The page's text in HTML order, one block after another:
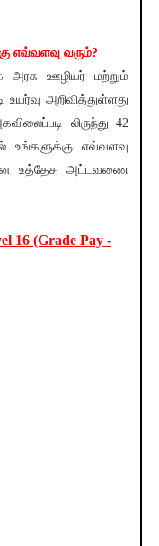
எவ்வளவு வரும்?
அரசு ஊழியர் மற்றும்
அறிவித்துள்ளது
லிருந்து 42
உங்களுக்கு எவ்வளவு
உத்தேச அட்டவணை
16 (Grade Pay -